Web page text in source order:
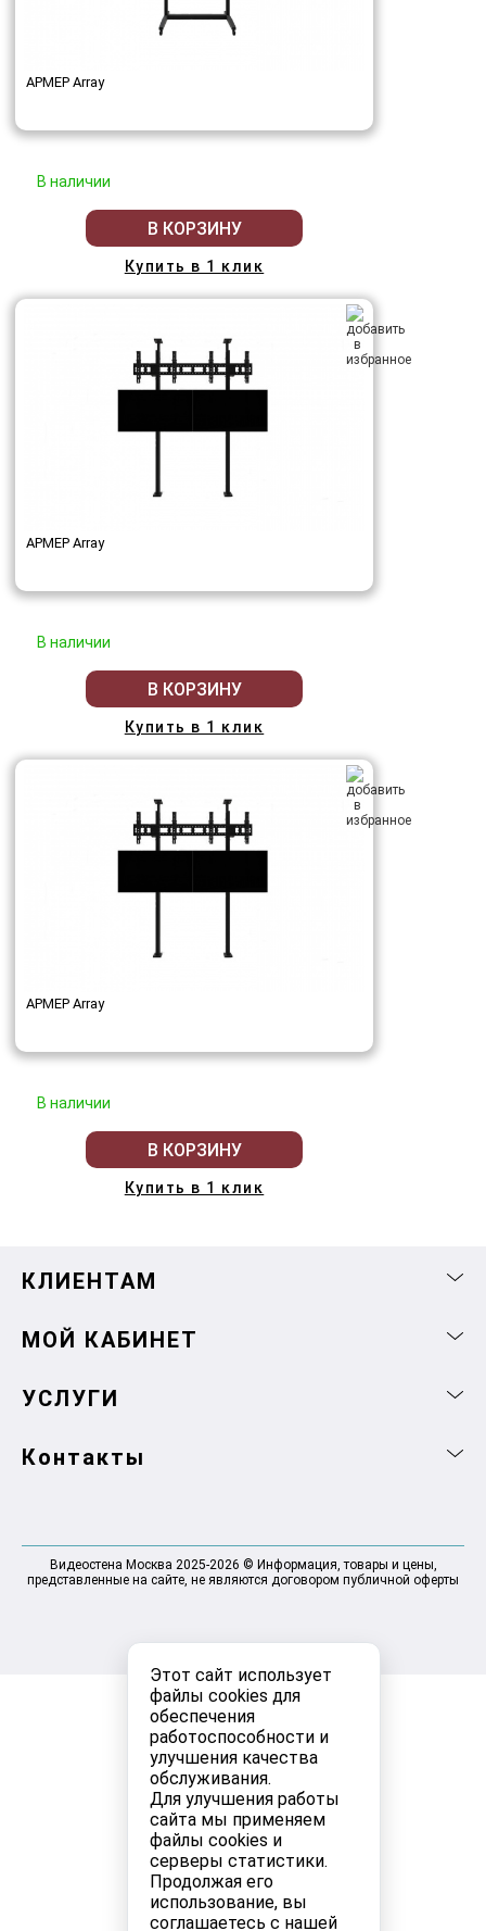
Этот сайт использует
файлы cookies для
обеспечения
работоспособности и
улучшения качества
обслуживания.
Для улучшения работы
сайта мы применяем
файлы cookies и
серверы статистики.
Продолжая его
использование, вы
соглашаетесь с нашей
АРМЕР Array
В наличии
В КОРЗИНУ
Купить в 1 клик
АРМЕР Array
В наличии
В КОРЗИНУ
Купить в 1 клик
АРМЕР Array
В наличии
В КОРЗИНУ
Купить в 1 клик
КЛИЕНТАМ
МОЙ КАБИНЕТ
УСЛУГИ
Контакты
Видеостена Москва 2025-2026 © Информация, товары и цены,
представленные на сайте, не являются договором публичной оферты